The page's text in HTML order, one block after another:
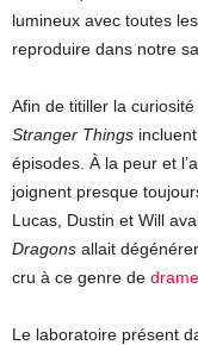
lumineux avec toutes
reproduire dans notre
Afin de titiller la
Stranger Things
épisodes. À la peur et
joignent presque
Lucas, Dustin et Will
Dragons allait
cru à ce genre de drame
Le laboratoire présent